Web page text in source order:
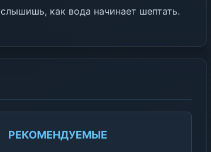
как вода начинает шептать.
РЕКОМЕНДУЕМЫЕ